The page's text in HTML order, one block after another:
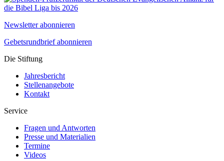
Newsletter abonnieren
Gebetsrundbrief abonnieren
Die Stiftung
Jahresbericht
Stellenangebote
Kontakt
Service
Fragen und Antworten
Presse und Materialien
Termine
Videos